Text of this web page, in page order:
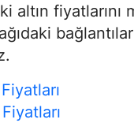
altın fiyatlarını